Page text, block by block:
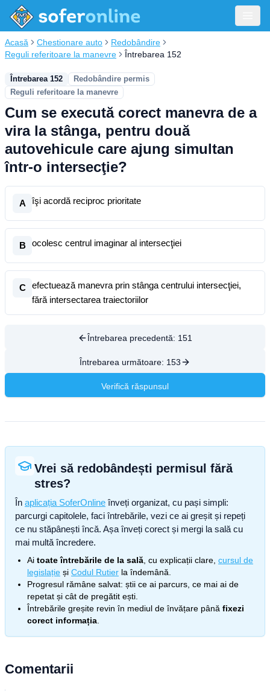
Acasă Chestionare auto
Redobândire
Reguli referitoare la manevre
Întrebarea 152
Întrebarea 152
Redobândire permis
Reguli referitoare la manevre
Cum se execută corect manevra de a
vira la stânga, pentru două
autovehicule care ajung simultan
într-o intersecţie?
A îşi acordă reciproc prioritate
B ocolesc centrul imaginar al intersecţiei
C
efectuează manevra prin stânga centrului intersecţiei,
fără intersectarea traiectoriilor
Întrebarea precedentă: 151
Întrebarea următoare: 153
Verifică răspunsul
Vrei să redobândești permisul fără
stres?
În aplicația SoferOnline înveți organizat, cu pași simpli:
parcurgi capitolele, faci întrebările, vezi ce ai greșit și repeți
ce nu stăpânești încă. Așa înveți corect și mergi la sală cu
mai multă încredere.
Ai toate întrebările de la sală , cu explicații clare, cursul de
legislație și Codul Rutier la îndemână.
Progresul rămâne salvat: știi ce ai parcurs, ce mai ai de
repetat și cât de pregătit ești.
Întrebările greșite revin în mediul de învățare până fixezi
corect informația
Comentarii